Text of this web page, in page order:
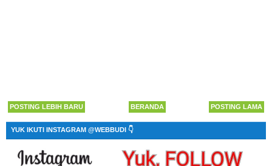
POSTING LEBIH BARU POSTING LAMA
BERANDA
YUK IKUTI INSTAGRAM @WEBBUDI 👇